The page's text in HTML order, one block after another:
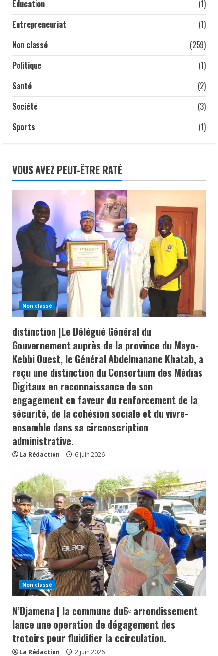
Éducation
(1)
Entrepreneuriat
(1)
Non classé
(259)
Politique
(1)
Santé
(2)
Société
(3)
Sports
(1)
VOUS AVEZ PEUT-ÊTRE RATÉ
Non classé
distinction |Le Délégué Général du
Gouvernement auprès de la province du Mayo-
Kebbi Ouest, le Général Abdelmanane Khatab, a
reçu une distinction du Consortium des Médias
Digitaux en reconnaissance de son
engagement en faveur du renforcement de la
sécurité, de la cohésion sociale et du vivre-
ensemble dans sa circonscription
administrative.
La Rédaction 6 juin 2026
Non classé
N’Djamena | la commune du6ᵉ arrondissement
lance une operation de dégagement des
trotoirs pour fluidifier la ccirculation.
La Rédaction 2 juin 2026